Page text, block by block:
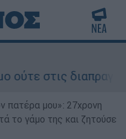
-
πατέρα μου»: 27χρονη
το γάμο της και ζητούσε